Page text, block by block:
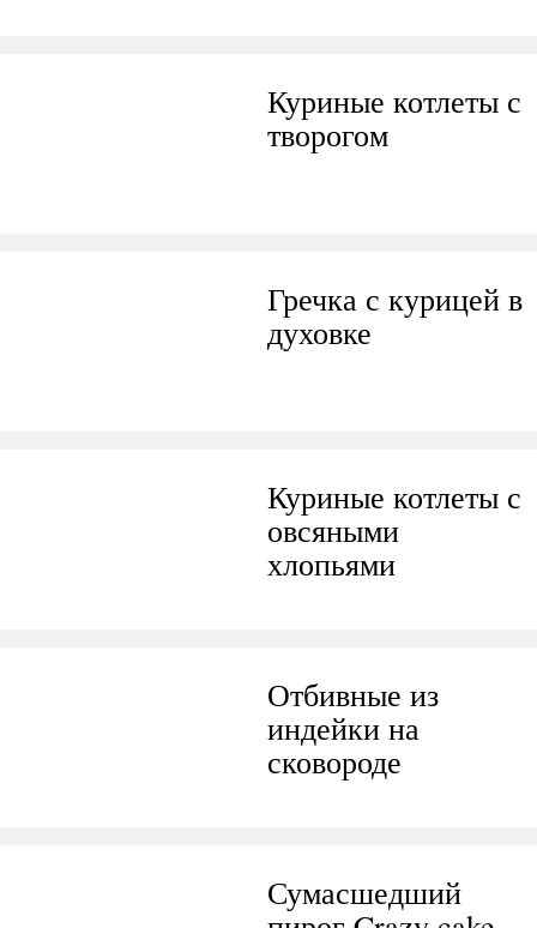
Куриные котлеты с
творогом
Гречка с курицей в
духовке
Куриные котлеты с
овсяными
хлопьями
Отбивные из
индейки на
сковороде
Сумасшедший